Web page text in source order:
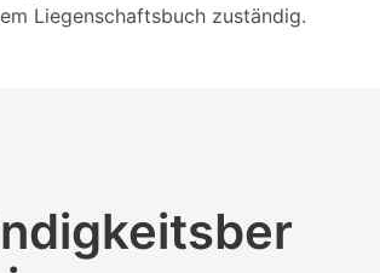
Liegenschaftsbuch zuständig.